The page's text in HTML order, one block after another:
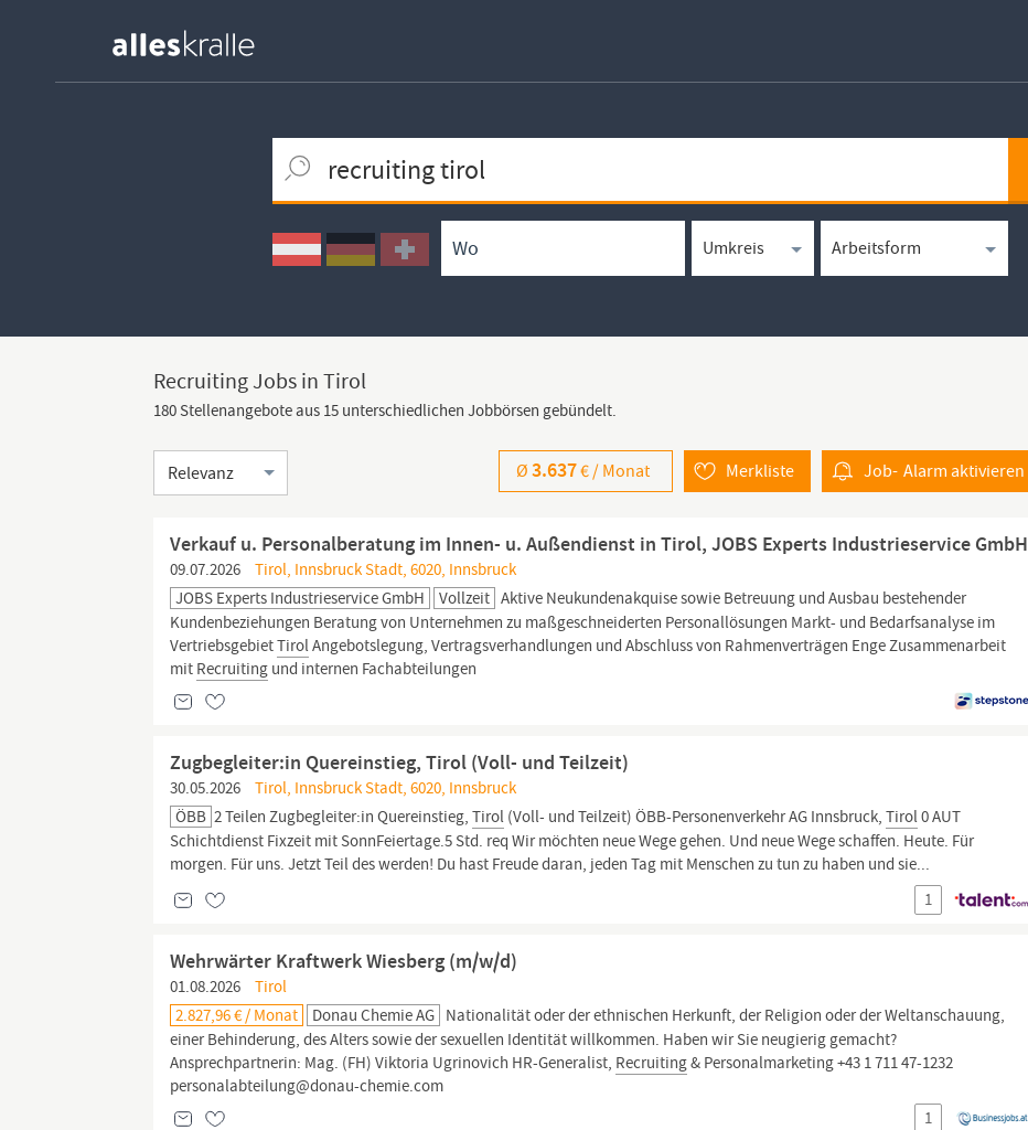
Ortssuche
Umkreissuche
Arbeitsform
Recruiting Jobs in Tirol
180 Stellenangebote aus 15 unterschiedlichen Jobbörsen gebündelt.
Sortierung Job- Alarmaktivieren
Merkliste
Ø3.637€ / Monat
Verkauf u. Personalberatung im Innen- u. Außendienst in Tirol, JOBS Experts Industrieservice GmbH
09.07.2026
Tirol, Innsbruck Stadt, 6020, Innsbruck
JOBS Experts Industrieservice GmbH
Vollzeit Aktive Neukundenakquise sowie Betreuung und Ausbau bestehender
Kundenbeziehungen Beratung von Unternehmen zu maßgeschneiderten Personallösungen Markt- und Bedarfsanalyse im
VertriebsgebietTirolAngebotslegung, Vertragsverhandlungen und Abschluss von Rahmenverträgen Enge Zusammenarbeit
mit Recruiting und internen Fachabteilungen
Zugbegleiter:in Quereinstieg, Tirol (Voll- und Teilzeit)
30.05.2026
Tirol, Innsbruck Stadt, 6020, Innsbruck
ÖBB 2 Teilen Zugbegleiter:in Quereinstieg,Tirol (Voll- und Teilzeit) ÖBB-Personenverkehr AG Innsbruck,Tirol0 AUT
Schichtdienst Fixzeit mit SonnFeiertage.5 Std. req Wir möchten neue Wege gehen. Und neue Wege schaffen. Heute. Für
morgen. Für uns. Jetzt Teil des werden! Du hast Freude daran, jeden Tag mit Menschen zu tun zu haben und sie...
1
Wehrwärter Kraftwerk Wiesberg (m/w/d)
01.08.2026
Tirol
2.827,96 € / Monat
Donau Chemie AG Nationalität oder der ethnischen Herkunft, der Religion oder der Weltanschauung,
einer Behinderung, des Alters sowie der sexuellen Identität willkommen. Haben wir Sie neugierig gemacht?
Ansprechpartnerin: Mag. (FH) Viktoria Ugrinovich HR-Generalist, Recruiting& Personalmarketing +43 1 711 47-1232
personalabteilung@donau-chemie.com
1